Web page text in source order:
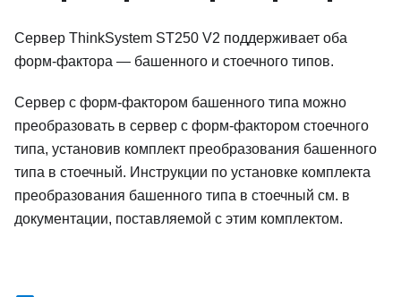
Сервер ThinkSystem ST250 V2 поддерживает оба
форм-фактора — башенного и стоечного типов.
Сервер с форм-фактором башенного типа можно
преобразовать в сервер с форм-фактором стоечного
типа, установив комплект преобразования башенного
типа в стоечный. Инструкции по установке комплекта
преобразования башенного типа в стоечный см. в
документации, поставляемой с этим комплектом.